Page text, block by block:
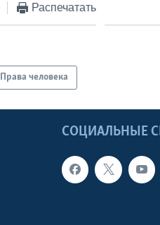
Распечатать
Права человека
СОЦИАЛЬНЫЕ